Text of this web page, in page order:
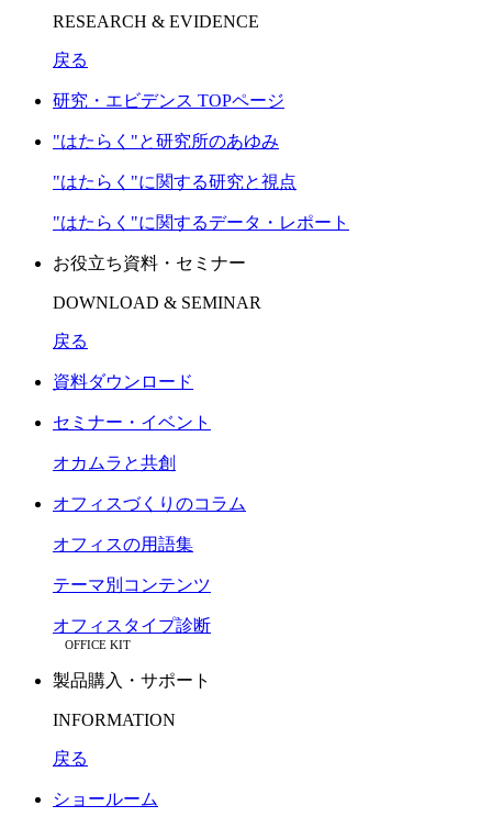
RESEARCH & EVIDENCE
戻る
研究・エビデンス TOPページ
"はたらく"と研究所のあゆみ
"はたらく"に関する研究と視点
"はたらく"に関するデータ・レポート
お役立ち資料・セミナー
DOWNLOAD & SEMINAR
戻る
資料ダウンロード
セミナー・イベント
オカムラと共創
オフィスづくりのコラム
オフィスの用語集
テーマ別コンテンツ
オフィスタイプ診断
OFFICE KIT
製品購入・サポート
INFORMATION
戻る
ショールーム